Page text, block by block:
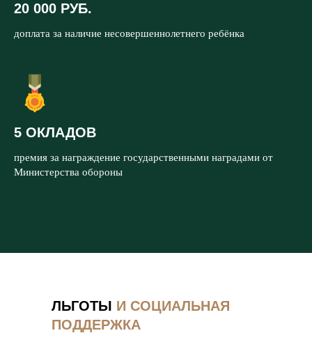
20 000 РУБ.
доплата за наличие несовершеннолетнего ребёнка
5 ОКЛАДОВ
премия за награждение государственными наградами от
Министерства обороны
ЛЬГОТЫ И СОЦИАЛЬНАЯ
ПОДДЕРЖКА